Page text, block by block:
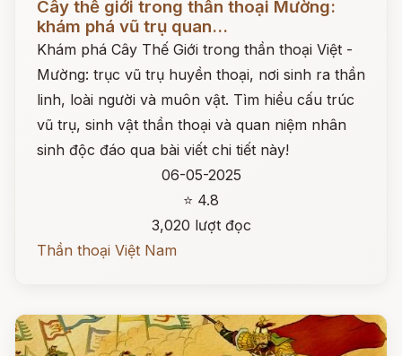
Cây thế giới trong thần thoại Mường:
khám phá vũ trụ quan...
Khám phá Cây Thế Giới trong thần thoại Việt -
Mường: trục vũ trụ huyền thoại, nơi sinh ra thần
linh, loài người và muôn vật. Tìm hiểu cấu trúc
vũ trụ, sinh vật thần thoại và quan niệm nhân
sinh độc đáo qua bài viết chi tiết này!
06-05-2025
⭐ 4.8
3,020 lượt đọc
Thần thoại Việt Nam